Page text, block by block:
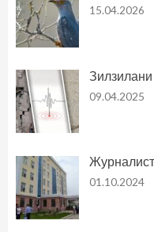
15.04.2026
09.04.2025
01.10.2024